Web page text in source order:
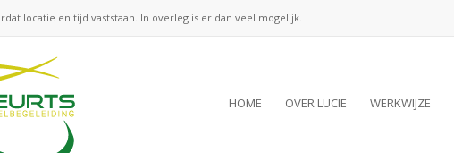
locatie en tijd vaststaan. In overleg is er dan veel mogelijk.
HOME OVER LUCIE WERKWIJZE